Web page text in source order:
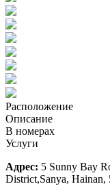
Расположение
Описание
В номерах
Услуги
Адрес: 5 Sunny Bay
District,Sanya,